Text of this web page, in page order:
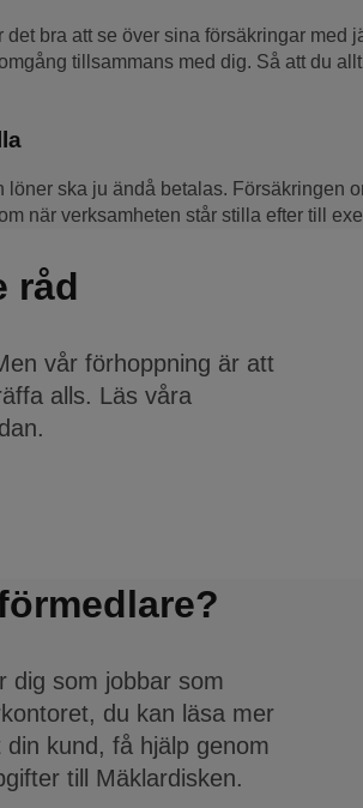
bra att se över sina försäkringar
tillsammans med dig. Så att du
ska ju ändå betalas. Försäkringen
när verksamheten står stilla efter till
råd
vår förhoppning är att
alls. Läs våra
dig som jobbar som
du kan läsa mer
kund, få hjälp genom
till Mäklardisken.